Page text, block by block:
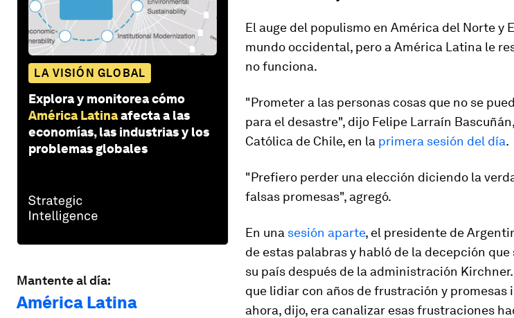
LA VISIÓN GLOBAL
Explora y monitorea cómo
América Latinaafecta a las
economías, las industrias y los
problemas globales
Mantente al día:
América Latina
El auge del populismo en América del Norte y
mundo occidental, pero a América Latina le
no funciona.
"Prometer a las personas cosas que no se
para el desastre", dijo Felipe Larraín
Católica de Chile, en la primera sesión del día.
"Prefiero perder una elección diciendo la
falsas promesas", agregó.
En una sesión aparte, el presidente de
de estas palabras y habló de la decepción
su país después de la administración
que lidiar con años de frustración y promesas
ahora, dijo, era canalizar esas frustraciones